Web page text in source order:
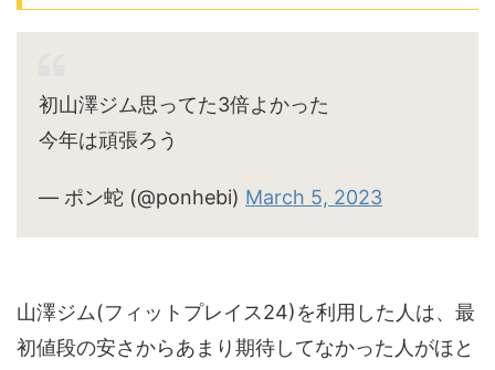
初山澤ジム思ってた3倍よかった
今年は頑張ろう
— ポン蛇 (@ponhebi) March 5, 2023
山澤ジム(フィットプレイス24)を利用した人は、最
初値段の安さからあまり期待してなかった人がほと